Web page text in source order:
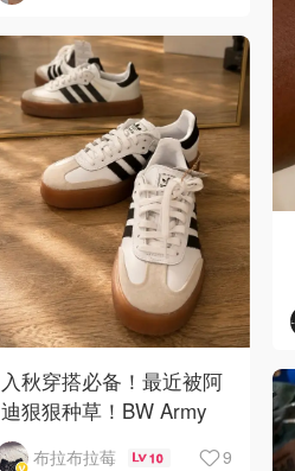
入秋穿搭必备！最近被阿
迪狠狠种草！BW Army
和 Sambae 值得拥有！
布拉布拉莓 10 9